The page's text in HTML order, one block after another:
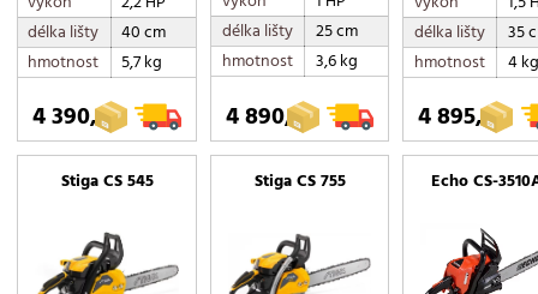
délka lišty
40 cm
hmotnost
5,7 kg
4 390,-
délka lišty
25 cm
hmotnost
3,6 kg
4 890,-
délka lišty
35
hmotnost
4 kg
4 895,-
Stiga CS 545 Stiga CS 755 Echo CS-